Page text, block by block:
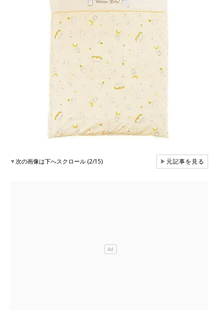
▼次の画像は下へスクロール (2/15) ▶元記事を見る